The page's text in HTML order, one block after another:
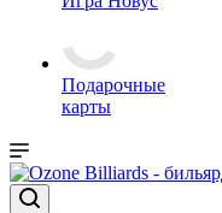
Подарочные
карты